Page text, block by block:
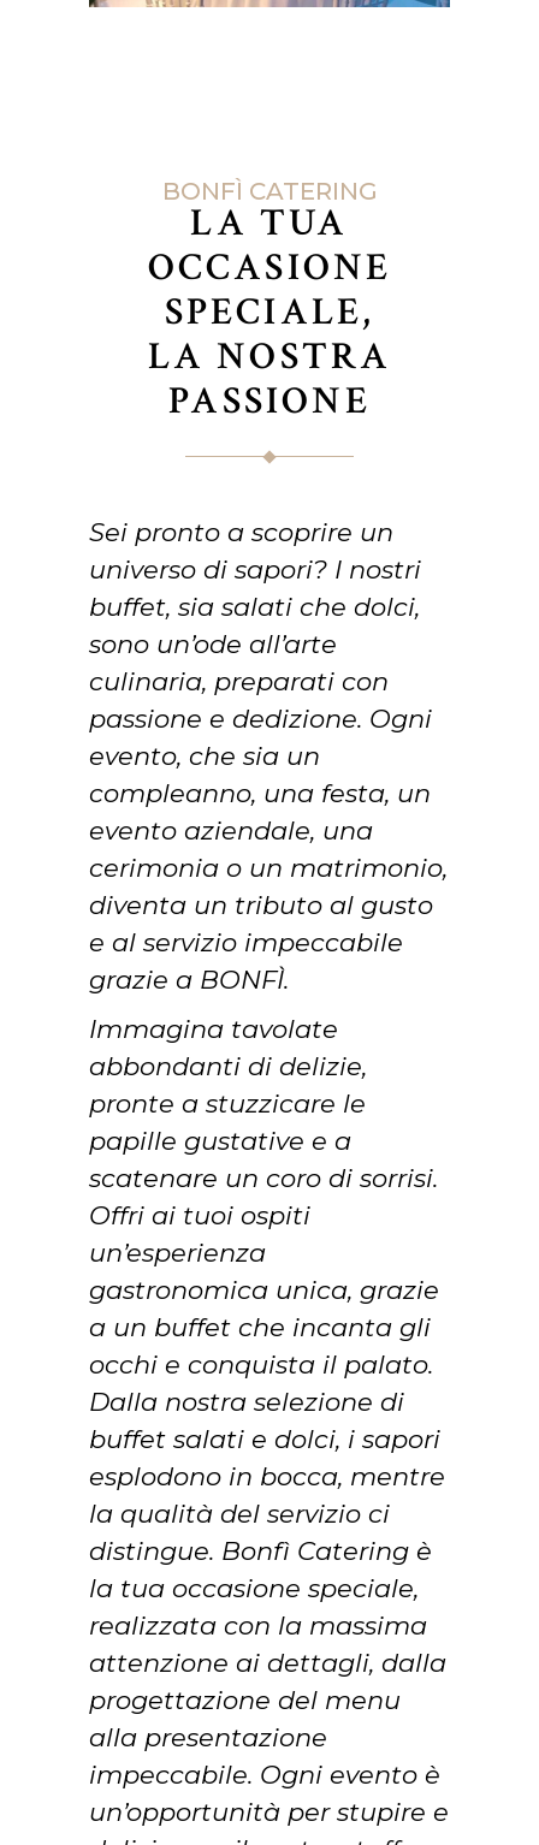
BONFÌ CATERING
LA TUA
OCCASIONE
SPECIALE,
LA NOSTRA
PASSIONE
Sei pronto a scoprire un
universo di sapori? I nostri
buffet, sia salati che dolci,
sono un’ode all’arte
culinaria, preparati con
passione e dedizione. Ogni
evento, che sia un
compleanno, una festa, un
evento aziendale, una
cerimonia o un matrimonio,
diventa un tributo al gusto
e al servizio impeccabile
grazie a BONFÌ.
Immagina tavolate
abbondanti di delizie,
pronte a stuzzicare le
papille gustative e a
scatenare un coro di sorrisi.
Offri ai tuoi ospiti
un’esperienza
gastronomica unica, grazie
a un buffet che incanta gli
occhi e conquista il palato.
Dalla nostra selezione di
buffet salati e dolci, i sapori
esplodono in bocca, mentre
la qualità del servizio ci
distingue. Bonfì Catering è
la tua occasione speciale,
realizzata con la massima
attenzione ai dettagli, dalla
progettazione del menu
alla presentazione
impeccabile. Ogni evento è
un’opportunità per stupire e